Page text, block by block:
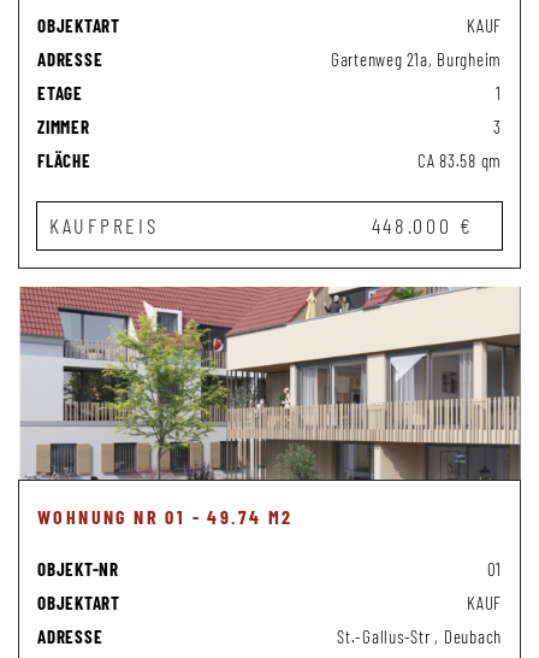
OBJEKTART
KAUF
ADRESSE
Gartenweg 21a, Burgheim
ETAGE
1
ZIMMER
3
FLÄCHE
CA 83.58 qm
KAUFPREIS 448.000 €
WOHNUNG NR 01 - 49.74 M2
OBJEKT-NR
01
OBJEKTART
KAUF
ADRESSE
St.-Gallus-Str , Deubach